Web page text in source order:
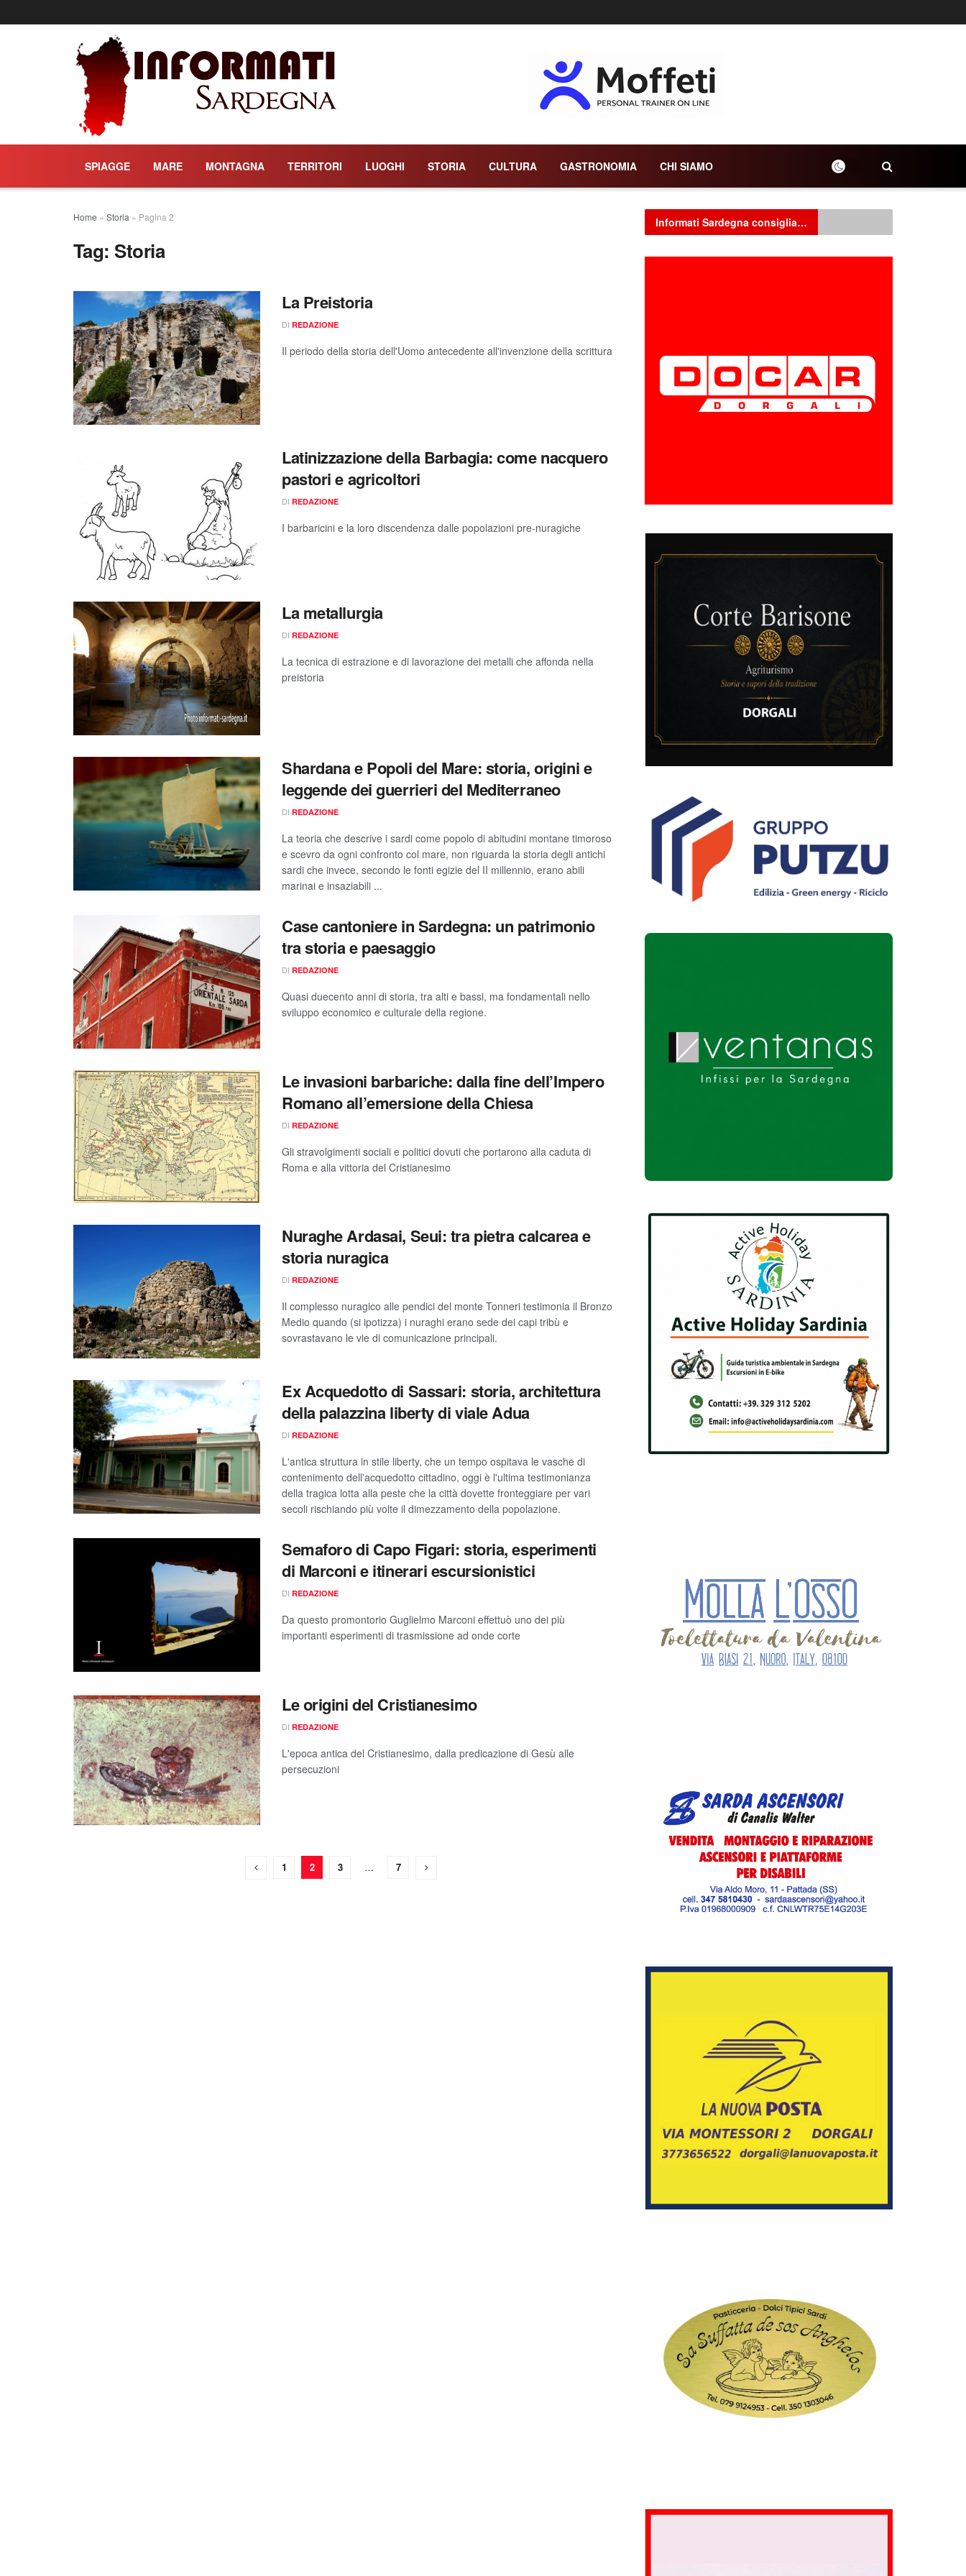
SPIAGGE MARE MONTAGNA TERRITORI LUOGHI STORIA CULTURA GASTRONOMIA CHI SIAMO
Home » Storia » Pagina 2
Tag: Storia
La Preistoria
DI REDAZIONE
Il periodo della storia dell'Uomo antecedente all'invenzione della scrittura
Latinizzazione della Barbagia: come nacquero
pastori e agricoltori
DI REDAZIONE
I barbaricini e la loro discendenza dalle popolazioni pre-nuragiche
La metallurgia
DI REDAZIONE
La tecnica di estrazione e di lavorazione dei metalli che affonda nella
preistoria
Shardana e Popoli del Mare: storia, origini e
leggende dei guerrieri del Mediterraneo
DI REDAZIONE
La teoria che descrive i sardi come popolo di abitudini montane timoroso
e scevro da ogni confronto col mare, non riguarda la storia degli antichi
sardi che invece, secondo le fonti egizie del II millennio, erano abili
marinai e insaziabili ...
Case cantoniere in Sardegna: un patrimonio
tra storia e paesaggio
DI REDAZIONE
Quasi duecento anni di storia, tra alti e bassi, ma fondamentali nello
sviluppo economico e culturale della regione.
Le invasioni barbariche: dalla fine dell’Impero
Romano all’emersione della Chiesa
DI REDAZIONE
Gli stravolgimenti sociali e politici dovuti che portarono alla caduta di
Roma e alla vittoria del Cristianesimo
Nuraghe Ardasai, Seui: tra pietra calcarea e
storia nuragica
DI REDAZIONE
Il complesso nuragico alle pendici del monte Tonneri testimonia il Bronzo
Medio quando (si ipotizza) i nuraghi erano sede dei capi tribù e
sovrastavano le vie di comunicazione principali.
Ex Acquedotto di Sassari: storia, architettura
della palazzina liberty di viale Adua
DI REDAZIONE
L'antica struttura in stile liberty, che un tempo ospitava le vasche di
contenimento dell'acquedotto cittadino, oggi è l'ultima testimonianza
della tragica lotta alla peste che la città dovette fronteggiare per vari
secoli rischiando più volte il dimezzamento della popolazione.
Semaforo di Capo Figari: storia, esperimenti
di Marconi e itinerari escursionistici
DI REDAZIONE
Da questo promontorio Guglielmo Marconi effettuò uno dei più
importanti esperimenti di trasmissione ad onde corte
Le origini del Cristianesimo
DI REDAZIONE
L'epoca antica del Cristianesimo, dalla predicazione di Gesù alle
persecuzioni
1 2 3 … 7
Informati Sardegna consiglia…